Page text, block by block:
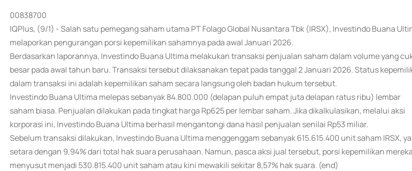
00838700
IQPlus, (9/1) - Salah satu pemegang saham utama PT Folago Global Nusantara Tbk (IRSX), Investindo Buana
melaporkan pengurangan porsi kepemilikan sahamnya pada awal Januari 2026.
Berdasarkan laporannya, Investindo Buana Ultima melakukan transaksi penjualan saham dalam volume yang
besar pada awal tahun baru. Transaksi tersebut dilaksanakan tepat pada tanggal 2 Januari 2026. Status
dalam transaksi ini adalah kepemilikan saham secara langsung oleh badan hukum tersebut.
Investindo Buana Ultima melepas sebanyak 84.800.000 (delapan puluh empat juta delapan ratus ribu) lembar
saham biasa. Penjualan dilakukan pada tingkat harga Rp625 per lembar saham. Jika dikalkulasikan, melalui aksi
korporasi ini, Investindo Buana Ultima berhasil mengantongi dana hasil penjualan senilai Rp53 miliar.
Sebelum transaksi dilakukan, Investindo Buana Ultima menggenggam sebanyak 615.615.400 unit saham IRSX,
setara dengan 9,94% dari total hak suara perusahaan. Namun, pasca aksi jual tersebut, porsi kepemilikan mereka
menyusut menjadi 530.815.400 unit saham atau kini mewakili sekitar 8,57% hak suara. (end)